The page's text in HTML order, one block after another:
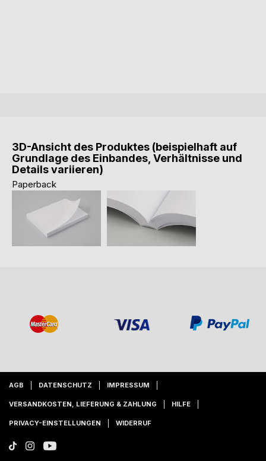
3D-Ansicht des Produktes (beispielhaft auf
Grundlage des Einbandes, Verhältnisse und
Details variieren)
Paperback
AGB DATENSCHUTZ IMPRESSUM
VERSANDKOSTEN, LIEFERUNG & ZAHLUNG HILFE
PRIVACY-EINSTELLUNGEN WIDERRUF